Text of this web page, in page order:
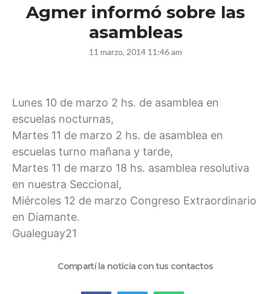
Agmer informó sobre las
asambleas
11 marzo, 2014 11:46 am
Lunes 10 de marzo 2 hs. de asamblea en
escuelas nocturnas,
Martes 11 de marzo 2 hs. de asamblea en
escuelas turno mañana y tarde,
Martes 11 de marzo 18 hs. asamblea resolutiva
en nuestra Seccional,
Miércoles 12 de marzo Congreso Extraordinario
en Diamante.
Gualeguay21
Compartí la noticia con tus contactos